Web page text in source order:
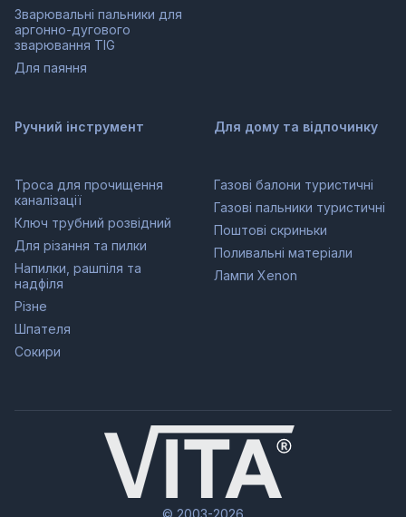
Зварювальні пальники для
аргонно-дугового
зварювання TIG
Для паяння
Ручний інструмент
Троса для прочищення
каналізації
Ключ трубний розвідний
Для різання та пилки
Напилки, рашпіля та
надфіля
Різне
Шпателя
Сокири
Для дому та відпочинку
Газові балони туристичні
Газові пальники туристичні
Поштові скриньки
Поливальні матеріали
Лампи Xenon
© 2003-2026